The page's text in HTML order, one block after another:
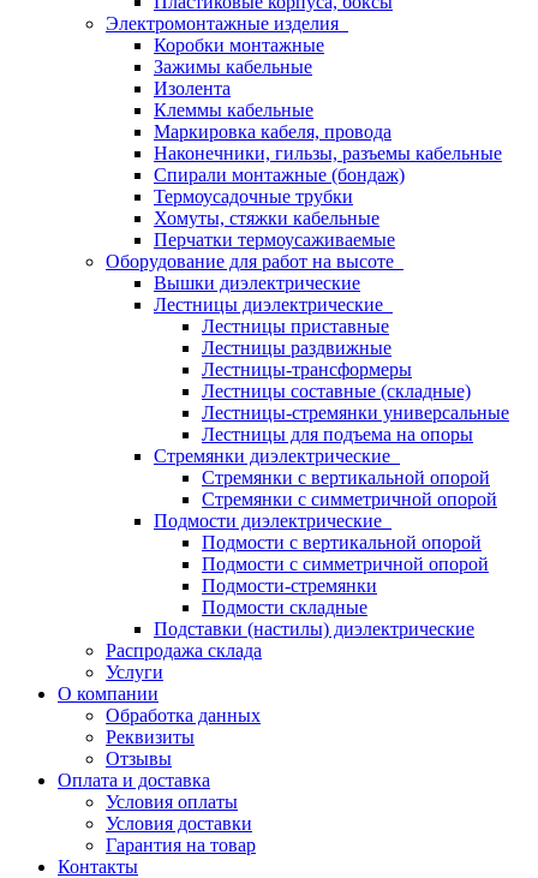
Электромонтажные изделия
Коробки монтажные
Зажимы кабельные
Изолента
Клеммы кабельные
Маркировка кабеля, провода
Наконечники, гильзы, разъемы кабельные
Спирали монтажные (бондаж)
Термоусадочные трубки
Хомуты, стяжки кабельные
Перчатки термоусаживаемые
Оборудование для работ на высоте
Вышки диэлектрические
Лестницы диэлектрические
Лестницы приставные
Лестницы раздвижные
Лестницы-трансформеры
Лестницы составные (складные)
Лестницы-стремянки универсальные
Лестницы для подъема на опоры
Стремянки диэлектрические
Стремянки с вертикальной опорой
Стремянки с симметричной опорой
Подмости диэлектрические
Подмости с вертикальной опорой
Подмости с симметричной опорой
Подмости-стремянки
Подмости складные
Подставки (настилы) диэлектрические
Распродажа склада
Услуги
О компании
Обработка данных
Реквизиты
Отзывы
Оплата и доставка
Условия оплаты
Условия доставки
Гарантия на товар
Контакты